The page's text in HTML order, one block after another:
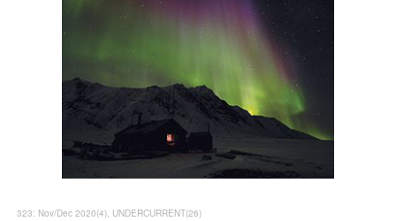
323: Nov/Dec 2020(4) UNDERCURRENT(26)